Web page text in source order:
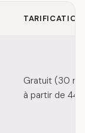
TARIFICATION
Gratuit (30
à partir de